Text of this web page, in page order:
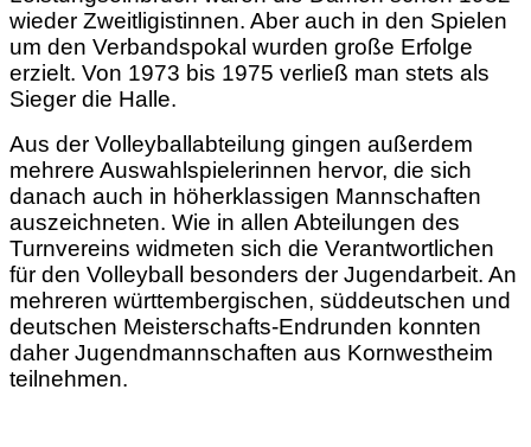
wieder Zweitligistinnen. Aber auch in den Spielen
um den Verbandspokal wurden große Erfolge
erzielt. Von 1973 bis 1975 verließ man stets als
Sieger die Halle.
Aus der Volleyballabteilung gingen außerdem
mehrere Auswahlspielerinnen hervor, die sich
danach auch in höherklassigen Mannschaften
auszeichneten. Wie in allen Abteilungen des
Turnvereins widmeten sich die Verantwortlichen
für den Volleyball besonders der Jugendarbeit. An
mehreren württembergischen, süddeutschen und
deutschen Meisterschafts-Endrunden konnten
daher Jugendmannschaften aus Kornwestheim
teilnehmen.